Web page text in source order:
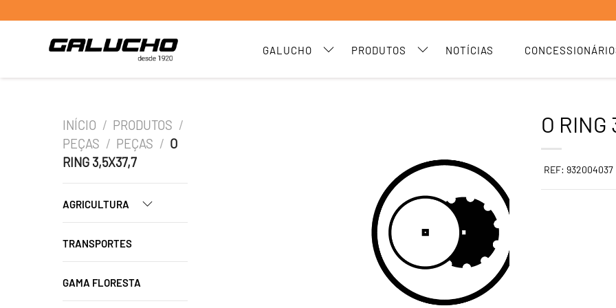
GALUCHO PRODUTOS NOTÍCIAS
INÍCIO / PRODUTOS /
PEÇAS / PEÇAS / O
RING 3,5X37,7
AGRICULTURA
TRANSPORTES
GAMA FLORESTA
O RING
REF: 932004037